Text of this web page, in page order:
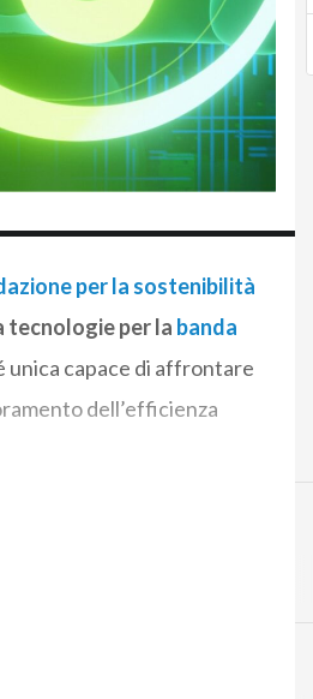
per la sostenibilità
tecnologie per la banda
unica capace di affrontare
dell’efficienza